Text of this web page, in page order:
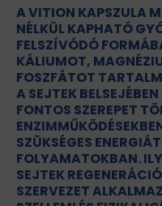
A VITION KAPSZULA
NÉLKÜL KAPHATÓ
FELSZÍVÓDÓ
KÁLIUMOT,
FOSZFÁTOT
A SEJTEK
FONTOS SZEREPET
SZÜKSÉGES
FOLYAMATOKBAN.
SEJTEK
SZERVEZET